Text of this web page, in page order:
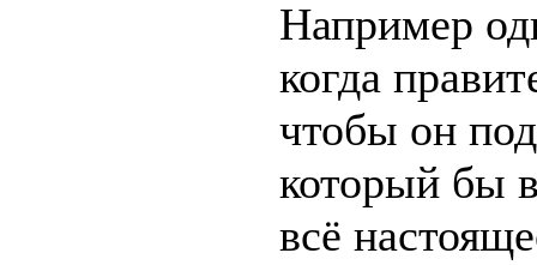
Например
когда
чтобы он
который бы
всё